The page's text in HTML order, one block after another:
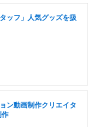
ッフ」人気グッズを扱
ン動画制作クリエイタ